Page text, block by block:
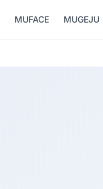
MUFACE MUGEJU